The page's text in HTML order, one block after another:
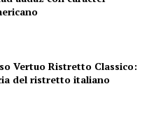
Vertuo Ristretto Classico:
del ristretto italiano